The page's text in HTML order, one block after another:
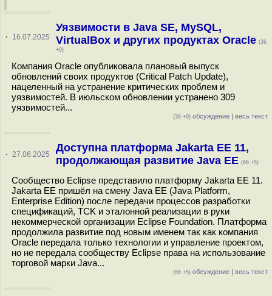
· 16.07.2025
Уязвимости в Java SE, MySQL,
VirtualBox и других продуктах Oracle (36
+9)
Компания Oracle опубликовала плановый выпуск
обновлений своих продуктов (Critical Patch Update),
нацеленный на устранение критических проблем и
уязвимостей. В июльском обновлении устранено 309
уязвимостей...
(36 +9) обсуждение | весь текст
· 27.06.2025
Доступна платформа Jakarta EE 11,
продолжающая развитие Java EE (66 +5)
Сообщество Eclipse представило платформу Jakarta EE 11.
Jakarta EE пришёл на смену Java EE (Java Platform,
Enterprise Edition) после передачи процессов разработки
спецификаций, TCK и эталонной реализации в руки
некоммерческой организации Eclipse Foundation. Платформа
продолжила развитие под новым именем так как компания
Oracle передала только технологии и управление проектом,
но не передала сообществу Eclipse права на использование
торговой марки Java...
(66 +5) обсуждение | весь текст